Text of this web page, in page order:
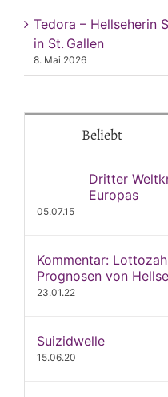
Tedora – Hellseherin
in St. Gallen
8. Mai 2026
Beliebt
Dritter
Europas
05.07.15
Kommentar:
Prognosen von
23.01.22
Suizidwelle
15.06.20